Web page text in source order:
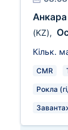
Анкара
(KZ),
Кільк.
CMR
Рокла